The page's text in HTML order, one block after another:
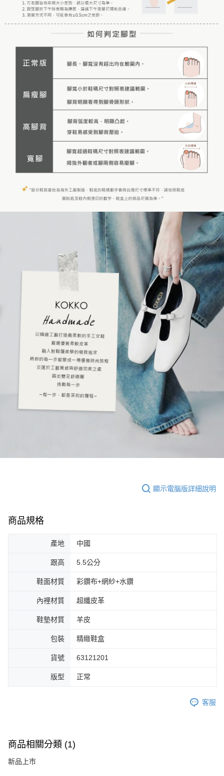
顯示電腦版詳細說明
商品規格
產地 中國
跟高 5.5公分
鞋面材質 彩鑽布+網紗+水鑽
內裡材質 超纖皮革
鞋墊材質 羊皮
包裝 精緻鞋盒
貨號 63121201
版型 正常
客服
商品相關分類 (1)
新品上市